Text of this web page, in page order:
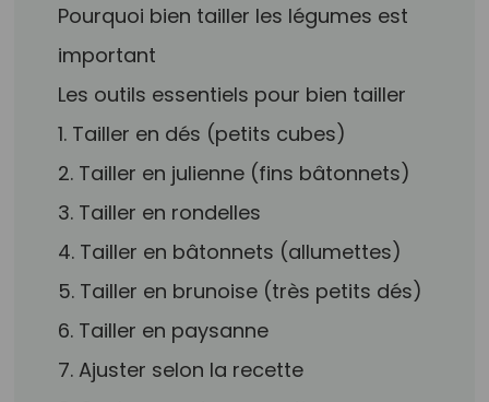
Pourquoi bien tailler les légumes est
important
Les outils essentiels pour bien tailler
1. Tailler en dés (petits cubes)
2. Tailler en julienne (fins bâtonnets)
3. Tailler en rondelles
4. Tailler en bâtonnets (allumettes)
5. Tailler en brunoise (très petits dés)
6. Tailler en paysanne
7. Ajuster selon la recette